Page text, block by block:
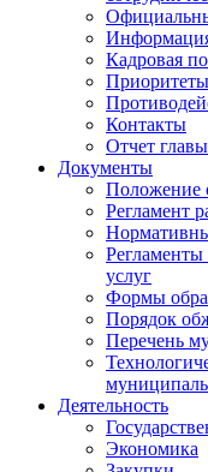
Кадровая
Приоритеты
Контакты
Отчет
Документы
Положение
Регламент
услуг
Формы
Порядок
Перечень
Деятельность
Экономика